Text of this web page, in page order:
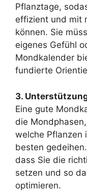
Pflanztage,
effizient und mit
können. Sie
eigenes Gefühl
Mondkalender
fundierte
3.
Eine gute
die
welche Pflanzen
besten
dass Sie die
setzen und so
optimieren.